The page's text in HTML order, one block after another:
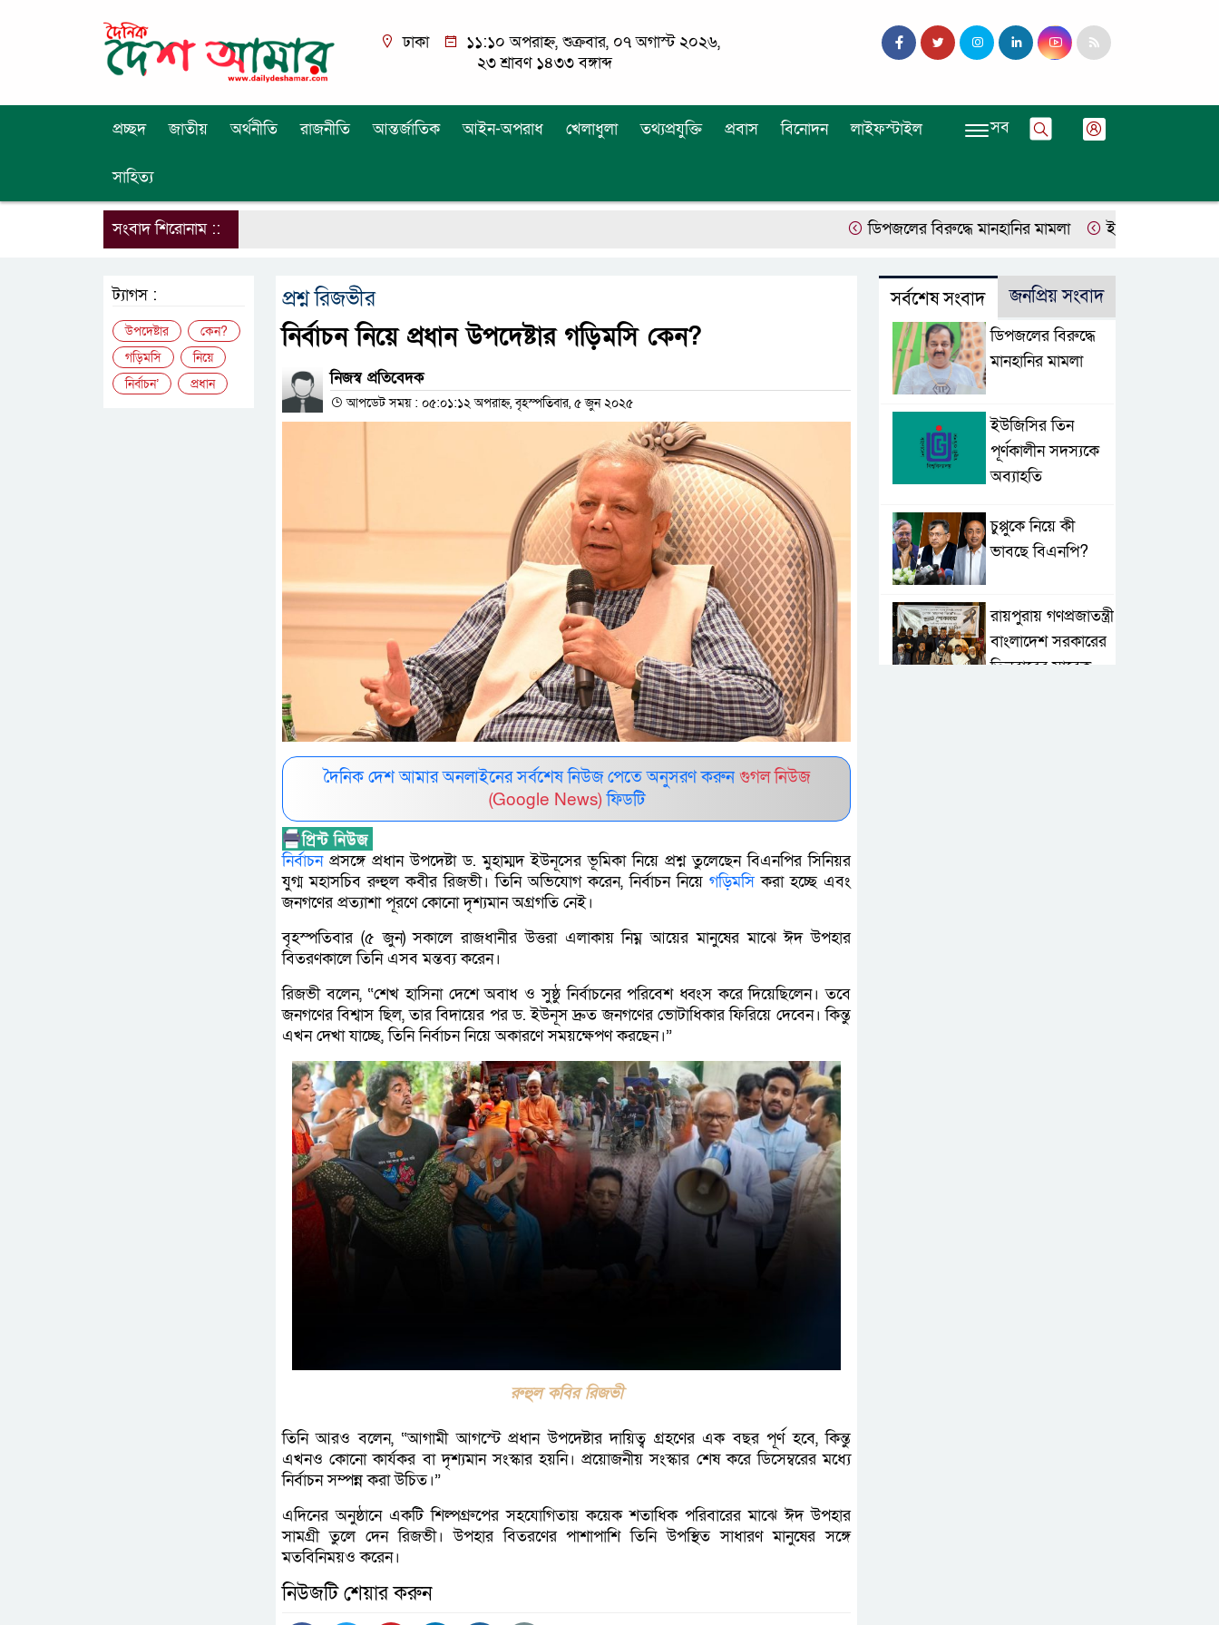
ঢাকা
১১:১০ অপরাহ্ন, শুক্রবার, ০৭ অগাস্ট ২০২৬,
২৩ শ্রাবণ ১৪৩৩ বঙ্গাব্দ
প্রচ্ছদ জাতীয় অর্থনীতি রাজনীতি আন্তর্জাতিক আইন-অপরাধ খেলাধুলা তথ্যপ্রযুক্তি প্রবাস বিনোদন লাইফস্টাইল
সাহিত্য
সব
সংবাদ শিরোনাম :: ডিপজলের বিরুদ্ধে মানহানির মামলা ইউজিসির তিন পূর্ণকালীন
প্রশ্ন রিজভীর
নির্বাচন নিয়ে প্রধান উপদেষ্টার গড়িমসি কেন?
নিজস্ব প্রতিবেদক
আপডেট সময় : ০৫:০১:১২ অপরাহ্ন, বৃহস্পতিবার, ৫ জুন ২০২৫
দৈনিক দেশ আমার অনলাইনের সর্বশেষ নিউজ পেতে অনুসরণ করুনগুগল নিউজ
(Google News) ফিডটি
নির্বাচনপ্রসঙ্গে প্রধান উপদেষ্টা ড. মুহাম্মদ ইউনূসের ভূমিকা নিয়ে প্রশ্ন তুলেছেন বিএনপির সিনিয়র
যুগ্ম মহাসচিব রুহুল কবীর রিজভী। তিনি অভিযোগ করেন, নির্বাচন নিয়ে গড়িমসিকরা হচ্ছে এবং
জনগণের প্রত্যাশা পূরণে কোনো দৃশ্যমান অগ্রগতি নেই।
বৃহস্পতিবার (৫ জুন) সকালে রাজধানীর উত্তরা এলাকায় নিম্ন আয়ের মানুষের মাঝে ঈদ উপহার
বিতরণকালে তিনি এসব মন্তব্য করেন।
রিজভী বলেন, “শেখ হাসিনা দেশে অবাধ ও সুষ্ঠু নির্বাচনের পরিবেশ ধ্বংস করে দিয়েছিলেন। তবে
জনগণের বিশ্বাস ছিল, তার বিদায়ের পর ড. ইউনূস দ্রুত জনগণের ভোটাধিকার ফিরিয়ে দেবেন। কিন্তু
এখন দেখা যাচ্ছে, তিনি নির্বাচন নিয়ে অকারণে সময়ক্ষেপণ করছেন।”
রুহুল কবির রিজভী
তিনি আরও বলেন, “আগামী আগস্টে প্রধান উপদেষ্টার দায়িত্ব গ্রহণের এক বছর পূর্ণ হবে, কিন্তু
এখনও কোনো কার্যকর বা দৃশ্যমান সংস্কার হয়নি। প্রয়োজনীয় সংস্কার শেষ করে ডিসেম্বরের মধ্যে
নির্বাচন সম্পন্ন করা উচিত।”
এদিনের অনুষ্ঠানে একটি শিল্পগ্রুপের সহযোগিতায় কয়েক শতাধিক পরিবারের মাঝে ঈদ উপহার
সামগ্রী তুলে দেন রিজভী। উপহার বিতরণের পাশাপাশি তিনি উপস্থিত সাধারণ মানুষের সঙ্গে
মতবিনিময়ও করেন।
নিউজটি শেয়ার করুন
ট্যাগস :
উপদেষ্টার
কেন?
গড়িমসি
নিয়ে
নির্বাচন’
প্রধান
সর্বশেষ সংবাদ জনপ্রিয় সংবাদ
ডিপজলের বিরুদ্ধে
মানহানির মামলা
ইউজিসির তিন
পূর্ণকালীন সদস্যকে
অব্যাহতি
চুপ্পুকে নিয়ে কী
ভাবছে বিএনপি?
রায়পুরায় গণপ্রজাতন্ত্রী
বাংলাদেশ সরকারের
তিনবারের সাবেক